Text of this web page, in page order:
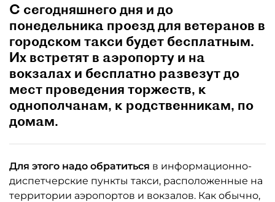
С сегодняшнего дня и до
понедельника проезд для ветеранов в
городском такси будет бесплатным.
Их встретят в аэропорту и на
вокзалах и бесплатно развезут до
мест проведения торжеств, к
однополчанам, к родственникам, по
домам.
Для этого надо обратиться в информационно-
диспетчерские пункты такси, расположенные на
территории аэропортов и вокзалов. Как обычно,